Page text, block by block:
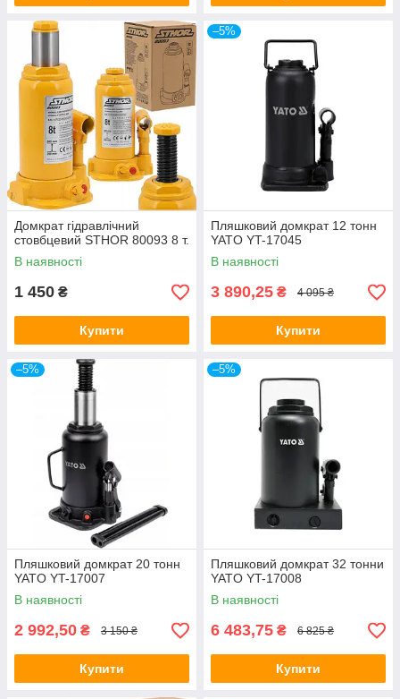
Домкрат гідравлічний
cтовбцевий STHOR 80093 8 т.
В наявності
1 450 ₴
Купити
–5%
Пляшковий домкрат 12 тонн
YATO YT-17045
В наявності
3 890,25 ₴ 4 095 ₴
Купити
–5%
Пляшковий домкрат 20 тонн
YATO YT-17007
В наявності
2 992,50 ₴ 3 150 ₴
Купити
–5%
Пляшковий домкрат 32 тонни
YATO YT-17008
В наявності
6 483,75 ₴ 6 825 ₴
Купити